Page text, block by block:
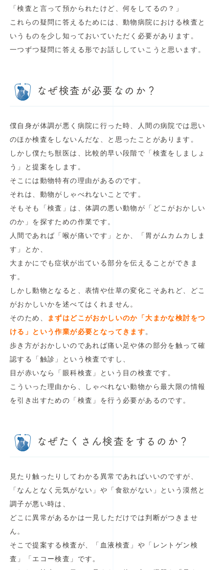
「検査と言って預かられたけど、何をしてるの？」
これらの疑問に答えるためには、動物病院における検査と
いうものを少し知っておいていただく必要があります。
一つずつ疑問に答える形でお話ししていこうと思います。
なぜ検査が必要なのか？
僕自身が体調が悪く病院に行った時、人間の病院では思い
のほか検査をしないんだな、と思ったことがあります。
しかし僕たち獣医は、比較的早い段階で「検査をしましょ
う」と提案をします。
そこには動物特有の理由があるのです。
それは、動物がしゃべれないことです。
そもそも「検査」は、体調の悪い動物が「どこがおかしい
のか」を探すための作業です。
人間であれば「喉が痛いです」とか、「胃がムカムカしま
す」とか、
大まかにでも症状が出ている部分を伝えることができま
す。
しかし動物となると、表情や仕草の変化こそあれど、どこ
がおかしいかを述べてはくれません。
そのため、
まずはどこがおかしいのか「大まかな検討をつ
ける」という作業が必要となってきます。
歩き方がおかしいのであれば痛い足や体の部分を触って確
認する「触診」という検査ですし、
目が赤いなら「眼科検査」という目の検査です。
こういった理由から、しゃべれない動物から最大限の情報
を引き出すための「検査」を行う必要があるのです。
なぜたくさん検査をするのか？
見たり触ったりしてわかる異常であればいいのですが、
「なんとなく元気がない」や「食欲がない」という漠然と
調子が悪い時は、
どこに異常があるかは一見しただけでは判断がつきませ
ん。
そこで提案する検査が、「血液検査」や「レントゲン検
査」「エコー検査」です。